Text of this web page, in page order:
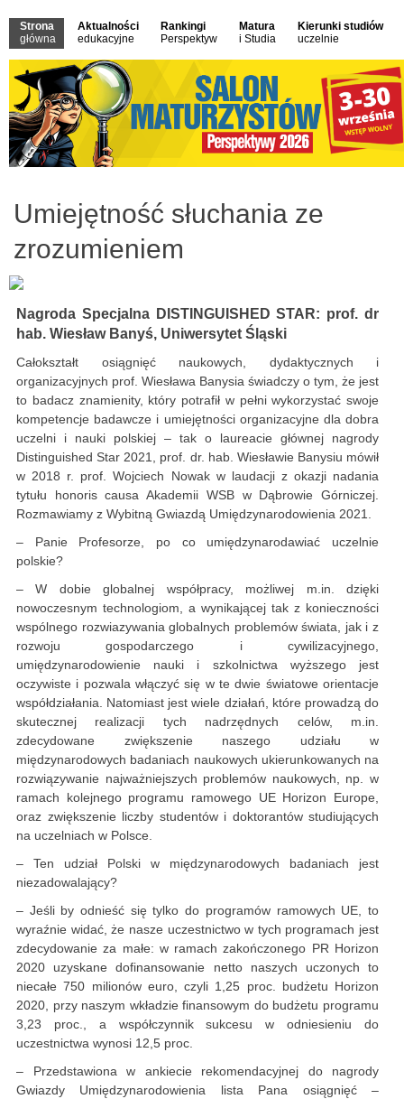
Strona
główna
Aktualności
edukacyjne
Rankingi
Perspektyw
Matura
i Studia
Kierunki studiów
uczelnie
Umiejętność słuchania ze
zrozumieniem
Nagroda Specjalna DISTINGUISHED STAR: prof. dr
hab. Wiesław Banyś, Uniwersytet Śląski
Całokształt osiągnięć naukowych, dydaktycznych i
organizacyjnych prof. Wiesława Banysia świadczy o tym, że jest
to badacz znamienity, który potrafił w pełni wykorzystać swoje
kompetencje badawcze i umiejętności organizacyjne dla dobra
uczelni i nauki polskiej – tak o laureacie głównej nagrody
Distinguished Star 2021, prof. dr. hab. Wiesławie Banysiu mówił
w 2018 r. prof. Wojciech Nowak w laudacji z okazji nadania
tytułu honoris causa Akademii WSB w Dąbrowie Górniczej.
Rozmawiamy z Wybitną Gwiazdą Umiędzynarodowienia 2021.
– Panie Profesorze, po co umiędzynarodawiać uczelnie
polskie?
– W dobie globalnej współpracy, możliwej m.in. dzięki
nowoczesnym technologiom, a wynikającej tak z konieczności
wspólnego rozwiazywania globalnych problemów świata, jak i z
rozwoju gospodarczego i cywilizacyjnego,
umiędzynarodowienie nauki i szkolnictwa wyższego jest
oczywiste i pozwala włączyć się w te dwie światowe orientacje
współdziałania. Natomiast jest wiele działań, które prowadzą do
skutecznej realizacji tych nadrzędnych celów, m.in.
zdecydowane zwiększenie naszego udziału w
międzynarodowych badaniach naukowych ukierunkowanych na
rozwiązywanie najważniejszych problemów naukowych, np. w
ramach kolejnego programu ramowego UE Horizon Europe,
oraz zwiększenie liczby studentów i doktorantów studiujących
na uczelniach w Polsce.
– Ten udział Polski w międzynarodowych badaniach jest
niezadowalający?
– Jeśli by odnieść się tylko do programów ramowych UE, to
wyraźnie widać, że nasze uczestnictwo w tych programach jest
zdecydowanie za małe: w ramach zakończonego PR Horizon
2020 uzyskane dofinansowanie netto naszych uczonych to
niecałe 750 milionów euro, czyli 1,25 proc. budżetu Horizon
2020, przy naszym wkładzie finansowym do budżetu programu
3,23 proc., a współczynnik sukcesu w odniesieniu do
uczestnictwa wynosi 12,5 proc.
– Przedstawiona w ankiecie rekomendacyjnej do nagrody
Gwiazdy Umiędzynarodowienia lista Pana osiągnięć –